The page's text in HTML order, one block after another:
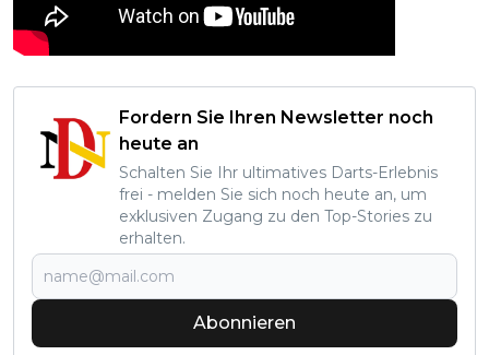
Fordern Sie Ihren Newsletter noch
heute an
Schalten Sie Ihr ultimatives Darts-Erlebnis
frei - melden Sie sich noch heute an, um
exklusiven Zugang zu den Top-Stories zu
erhalten.
Abonnieren